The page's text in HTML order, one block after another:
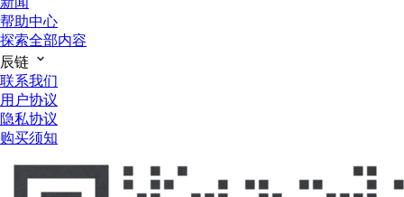
帮助中心
探索全部内容
辰链
联系我们
用户协议
隐私协议
购买须知